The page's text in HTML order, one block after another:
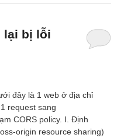
lại bị lỗi
đây là 1 web ở địa chỉ
request sang
CORS policy. I. Định
origin resource sharing)